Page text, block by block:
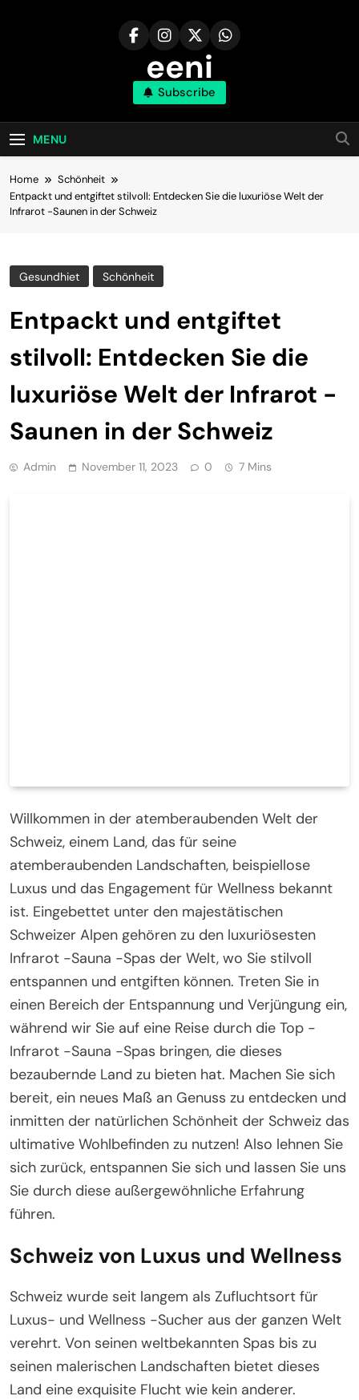
eeni
Subscribe
MENU
Home
Schönheit
Entpackt und entgiftet stilvoll: Entdecken Sie die luxuriöse Welt der
Infrarot -Saunen in der Schweiz
Gesundhiet Schönheit
Entpackt und entgiftet
stilvoll: Entdecken Sie die
luxuriöse Welt der Infrarot -
Saunen in der Schweiz
Admin November 11, 2023 0 7 Mins
Willkommen in der atemberaubenden Welt der
Schweiz, einem Land, das für seine
atemberaubenden Landschaften, beispiellose
Luxus und das Engagement für Wellness bekannt
ist. Eingebettet unter den majestätischen
Schweizer Alpen gehören zu den luxuriösesten
Infrarot -Sauna -Spas der Welt, wo Sie stilvoll
entspannen und entgiften können. Treten Sie in
einen Bereich der Entspannung und Verjüngung ein,
während wir Sie auf eine Reise durch die Top -
Infrarot -Sauna -Spas bringen, die dieses
bezaubernde Land zu bieten hat. Machen Sie sich
bereit, ein neues Maß an Genuss zu entdecken und
inmitten der natürlichen Schönheit der Schweiz das
ultimative Wohlbefinden zu nutzen! Also lehnen Sie
sich zurück, entspannen Sie sich und lassen Sie uns
Sie durch diese außergewöhnliche Erfahrung
führen.
Schweiz von Luxus und Wellness
Schweiz wurde seit langem als Zufluchtsort für
Luxus- und Wellness -Sucher aus der ganzen Welt
verehrt. Von seinen weltbekannten Spas bis zu
seinen malerischen Landschaften bietet dieses
Land eine exquisite Flucht wie kein anderer.